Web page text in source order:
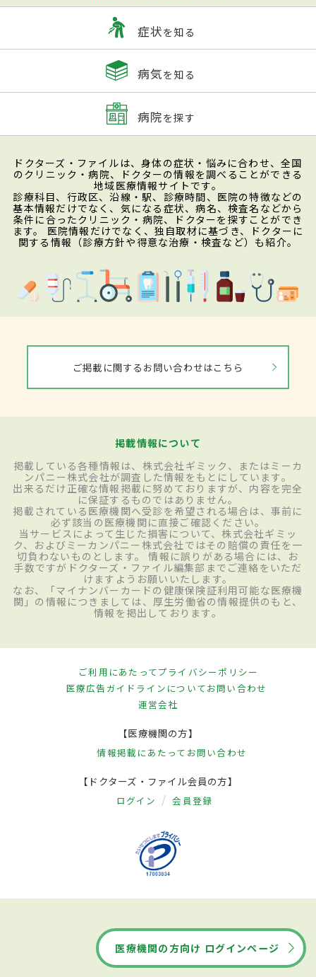
症状を知る
病気を知る
病院を探す
ドクターズ・ファイルは、身体の症状・悩みに合わせ、全国
のクリニック・病院、ドクターの情報を調べることができる
地域医療情報サイトです。
診療科目、行政区、沿線・駅、診療時間、医院の特徴などの
基本情報だけでなく、気になる症状、病名、検査名などから
条件に合ったクリニック・病院、ドクターを探すことができ
ます。 医院情報だけでなく、独自取材に基づき、ドクターに
関する情報（診療方針や得意な治療・検査など）も紹介。
ご掲載に関するお問い合わせはこちら
掲載情報について
掲載している各種情報は、株式会社ギミック、またはミーカ
ンパニー株式会社が調査した情報をもとにしています。
出来るだけ正確な情報掲載に努めておりますが、内容を完全
に保証するものではありません。
掲載されている医療機関へ受診を希望される場合は、事前に
必ず該当の医療機関に直接ご確認ください。
当サービスによって生じた損害について、株式会社ギミッ
ク、およびミーカンパニー株式会社ではその賠償の責任を一
切負わないものとします。 情報に誤りがある場合には、お
手数ですがドクターズ・ファイル編集部までご連絡をいただ
けますようお願いいたします。
なお、「マイナンバーカードの健康保険証利用可能な医療機
関」の情報につきましては、厚生労働省の情報提供のもと、
情報を掲出しております。
ご利用にあたってプライバシーポリシー
医療広告ガイドラインについてお問い合わせ
運営会社
【医療機関の方】
情報掲載にあたって お問い合わせ
【ドクターズ・ファイル会員の方】
ログイン 会員登録
医療機関の方向け ログインページ